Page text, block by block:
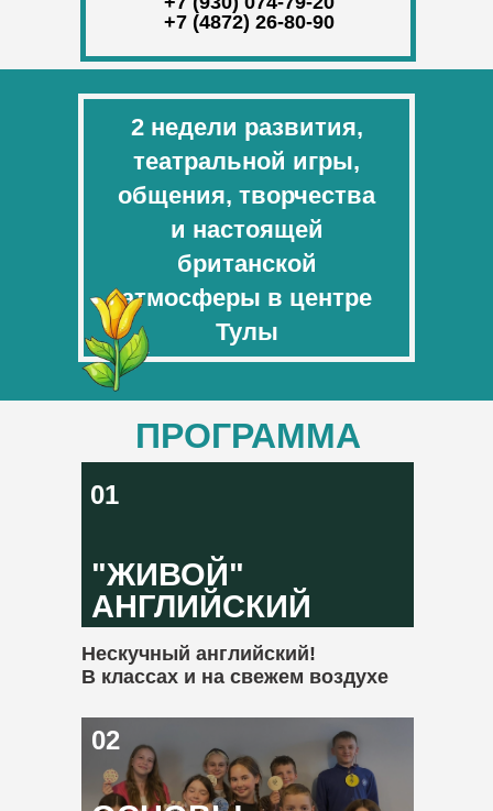
+7 (4872) 26-80-90
2 недели развития,
театральной игры,
общения, творчества
и настоящей
британской
атмосферы в центре
Тулы
ПРОГРАММА
Нескучный английский!
В классах и на свежем воздухе
"ЖИВОЙ"
АНГЛИЙСКИЙ
01
02